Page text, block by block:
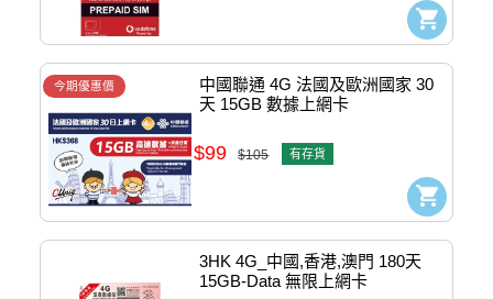
今期優惠價
中國聯通 4G 法國及歐洲國家 30
天 15GB 數據上網卡
$99 $105 有存貨
3HK 4G_中國,香港,澳門 180天
15GB-Data 無限上網卡